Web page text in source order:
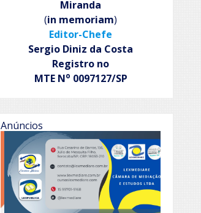
Miranda
(in memoriam)
Editor-Chefe
Sergio Diniz da Costa
Registro no
MTE No 0097127/SP
Anúncios